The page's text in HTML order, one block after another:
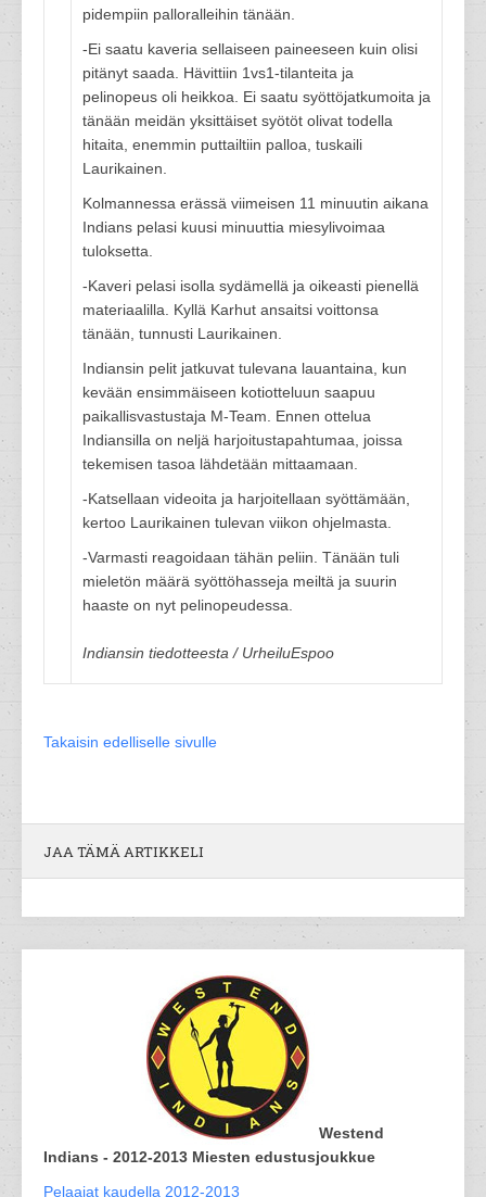
pidempiin palloralleihin tänään.
-Ei saatu kaveria sellaiseen paineeseen kuin olisi
pitänyt saada. Hävittiin 1vs1-tilanteita ja
pelinopeus oli heikkoa. Ei saatu syöttöjatkumoita ja
tänään meidän yksittäiset syötöt olivat todella
hitaita, enemmin puttailtiin palloa, tuskaili
Laurikainen.
Kolmannessa erässä viimeisen 11 minuutin aikana
Indians pelasi kuusi minuuttia miesylivoimaa
tuloksetta.
-Kaveri pelasi isolla sydämellä ja oikeasti pienellä
materiaalilla. Kyllä Karhut ansaitsi voittonsa
tänään, tunnusti Laurikainen.
Indiansin pelit jatkuvat tulevana lauantaina, kun
kevään ensimmäiseen kotiotteluun saapuu
paikallisvastustaja M-Team. Ennen ottelua
Indiansilla on neljä harjoitustapahtumaa, joissa
tekemisen tasoa lähdetään mittaamaan.
-Katsellaan videoita ja harjoitellaan syöttämään,
kertoo Laurikainen tulevan viikon ohjelmasta.
-Varmasti reagoidaan tähän peliin. Tänään tuli
mieletön määrä syöttöhasseja meiltä ja suurin
haaste on nyt pelinopeudessa.
Indiansin tiedotteesta / UrheiluEspoo
Takaisin edelliselle sivulle
JAA TÄMÄ ARTIKKELI
Westend
Indians - 2012-2013 Miesten edustusjoukkue
Pelaajat kaudella 2012-2013